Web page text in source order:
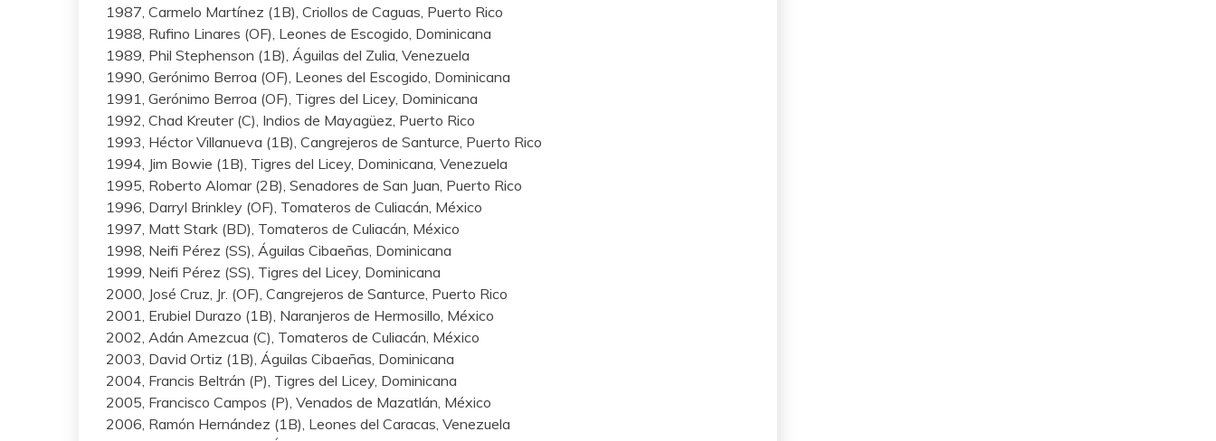
1987, Carmelo Martínez (1B), Criollos de Caguas, Puerto Rico
1988, Rufino Linares (OF), Leones de Escogido, Dominicana
1989, Phil Stephenson (1B), Águilas del Zulia, Venezuela
1990, Gerónimo Berroa (OF), Leones del Escogido, Dominicana
1991, Gerónimo Berroa (OF), Tigres del Licey, Dominicana
1992, Chad Kreuter (C), Indios de Mayagüez, Puerto Rico
1993, Héctor Villanueva (1B), Cangrejeros de Santurce, Puerto Rico
1994, Jim Bowie (1B), Tigres del Licey, Dominicana, Venezuela
1995, Roberto Alomar (2B), Senadores de San Juan, Puerto Rico
1996, Darryl Brinkley (OF), Tomateros de Culiacán, México
1997, Matt Stark (BD), Tomateros de Culiacán, México
1998, Neifi Pérez (SS), Águilas Cibaeñas, Dominicana
1999, Neifi Pérez (SS), Tigres del Licey, Dominicana
2000, José Cruz, Jr. (OF), Cangrejeros de Santurce, Puerto Rico
2001, Erubiel Durazo (1B), Naranjeros de Hermosillo, México
2002, Adán Amezcua (C), Tomateros de Culiacán, México
2003, David Ortiz (1B), Águilas Cibaeñas, Dominicana
2004, Francis Beltrán (P), Tigres del Licey, Dominicana
2005, Francisco Campos (P), Venados de Mazatlán, México
2006, Ramón Hernández (1B), Leones del Caracas, Venezuela